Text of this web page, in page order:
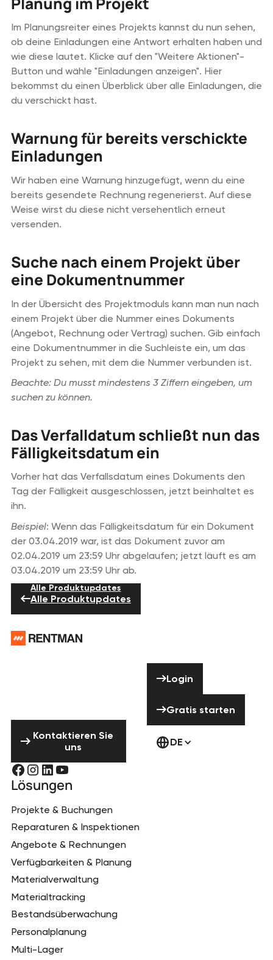
Im Planungsreiter eines Projekts kannst du nun sehen,
ob deine Einladungen eine Antwort erhalten haben und
wie diese lautet. Klicke auf den "Weitere Aktionen"-
Button und wähle "Einladungen anzeigen". Hier
bekommst du einen Überblick über alle Einladungen, die
du verschickt hast.
Warnung für bereits verschickte
Einladungen
Wir haben eine Warnung hinzugefügt, wenn du eine
bereits gesendete Rechnung regenerierst. Auf diese
Weise wirst du diese nicht versehentlich erneut
versenden.
Suche nach einem Projekt über
eine Dokumentnummer
In der Übersicht des Projektmoduls kann man nun nach
einem Projekt über die Nummer eines Dokuments
(Angebot, Rechnung oder Vertrag) suchen. Gib einfach
eine Dokumentnummer in die Suchleiste ein, um das
Projekt zu sehen, mit dem die Nummer verbunden ist.
Beachte: Du musst mindestens 3 Ziffern eingeben, um
suchen zu können.
Das Verfalldatum schließt nun das
Fälligkeitsdatum ein
Vorher hat das Verfallsdatum eines Dokuments den
Tag der Fälligkeit ausgeschlossen, jetzt beinhaltet es
ihn.
Beispiel: Wenn das Fälligkeitsdatum für ein Dokument
der 03.04.2019 war, ist das Dokument zuvor am
02.04.2019 um 23:59 Uhr abgelaufen; jetzt läuft es am
03.04.2019 um 23:59 Uhr ab.
Alle Produktupdates
Alle Produktupdates
Kontaktieren Sie uns
Kontaktieren Sie
uns
Login
Gratis starten
DE
Lösungen
Projekte & Buchungen
Reparaturen & Inspektionen
Angebote & Rechnungen
Verfügbarkeiten & Planung
Materialverwaltung
Materialtracking
Bestandsüberwachung
Personalplanung
Multi-Lager